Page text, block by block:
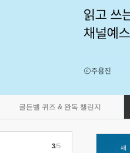
골든벨 퀴즈 & 완독 챌린지
3/5